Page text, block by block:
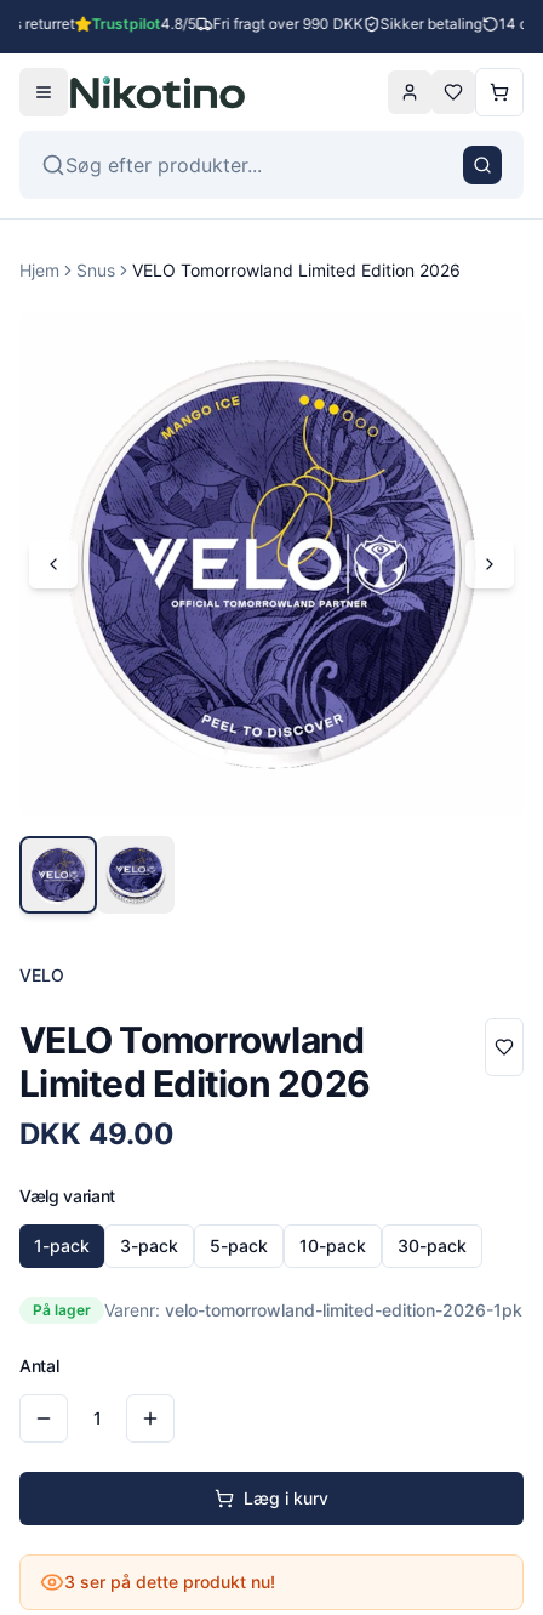
returret Trustpilot4.8/5 Fri fragt over 990 DKK Sikker betaling 14
Hjem Snus VELO Tomorrowland Limited Edition 2026
VELO
VELO Tomorrowland
Limited Edition 2026
DKK 49.00
Vælg variant
1-pack 3-pack 5-pack 10-pack 30-pack
På lager Varenr: velo-tomorrowland-limited-edition-2026-1pk
Antal
1
Læg i kurv
3 ser på dette produkt nu!